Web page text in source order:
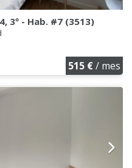
3º - Hab. #7 (3513)
515 €/ mes